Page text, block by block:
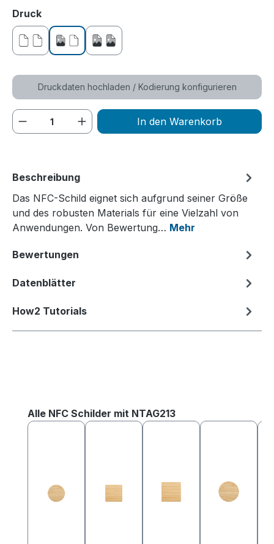
Druckauswählen
ohne Druckeinseitig bedrucktbeidseitig bedruckt
Druckdaten hochladen / Kodierung konfigurieren
Produkt Anzahl: Gib den gewünschten
In den Warenkorb
Beschreibung
Das NFC-Schild eignet sich aufgrund seiner Größe
und des robusten Materials für eine Vielzahl von
Anwendungen. Von Bewertung… Mehr
Bewertungen
Datenblätter
How2 Tutorials
Produktgalerie überspringen
Alle NFC Schilder mit NTAG213